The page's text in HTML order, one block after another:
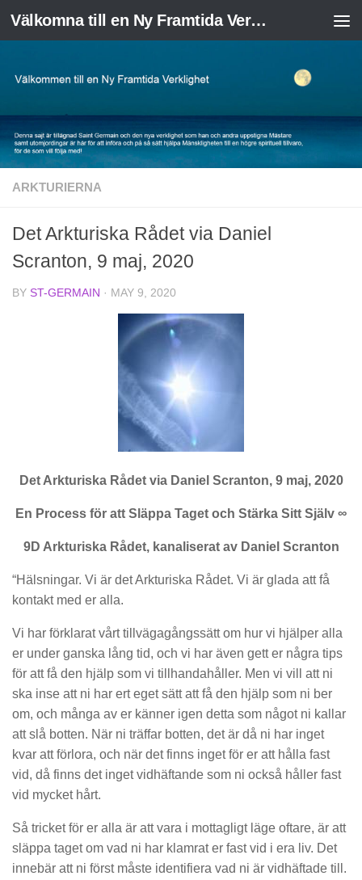
Skip to content Välkomna till en Ny Framtida Verklighet
ARKTURIERNA
Det Arkturiska Rådet via Daniel
Scranton, 9 maj, 2020
BY ST-GERMAIN · MAY 9, 2020
Det Arkturiska Rådet via Daniel Scranton, 9 maj, 2020
En Process för att Släppa Taget och Stärka Sitt Själv ∞
9D Arkturiska Rådet, kanaliserat av Daniel Scranton
“Hälsningar. Vi är det Arkturiska Rådet. Vi är glada att få
kontakt med er alla.
Vi har förklarat vårt tillvägagångssätt om hur vi hjälper alla
er under ganska lång tid, och vi har även gett er några tips
för att få den hjälp som vi tillhandahåller. Men vi vill att ni
ska inse att ni har ert eget sätt att få den hjälp som ni ber
om, och många av er känner igen detta som något ni kallar
att slå botten. När ni träffar botten, det är då ni har inget
kvar att förlora, och när det finns inget för er att hålla fast
vid, då finns det inget vidhäftande som ni också håller fast
vid mycket hårt.
Så tricket för er alla är att vara i mottagligt läge oftare, är att
släppa taget om vad ni har klamrat er fast vid i era liv. Det
innebär att ni först måste identifiera vad ni är vidhäftade till.